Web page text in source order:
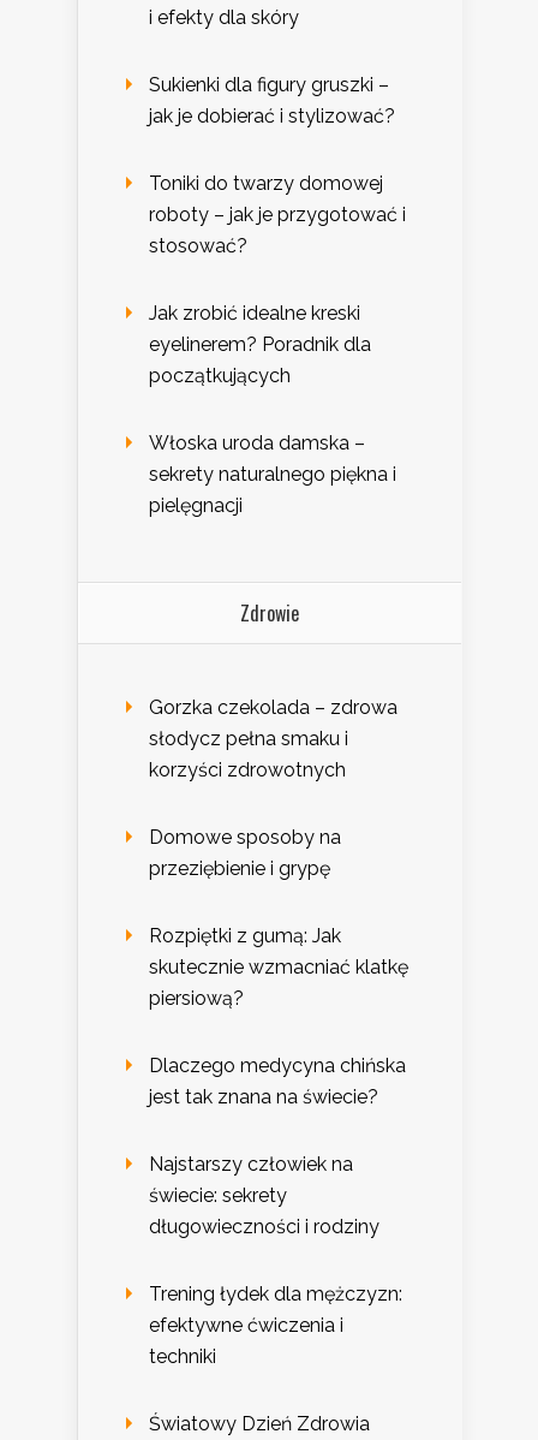
i efekty dla skóry
Sukienki dla figury gruszki –
jak je dobierać i stylizować?
Toniki do twarzy domowej
roboty – jak je przygotować i
stosować?
Jak zrobić idealne kreski
eyelinerem? Poradnik dla
początkujących
Włoska uroda damska –
sekrety naturalnego piękna i
pielęgnacji
Zdrowie
Gorzka czekolada – zdrowa
słodycz pełna smaku i
korzyści zdrowotnych
Domowe sposoby na
przeziębienie i grypę
Rozpiętki z gumą: Jak
skutecznie wzmacniać klatkę
piersiową?
Dlaczego medycyna chińska
jest tak znana na świecie?
Najstarszy człowiek na
świecie: sekrety
długowieczności i rodziny
Trening łydek dla mężczyzn:
efektywne ćwiczenia i
techniki
Światowy Dzień Zdrowia